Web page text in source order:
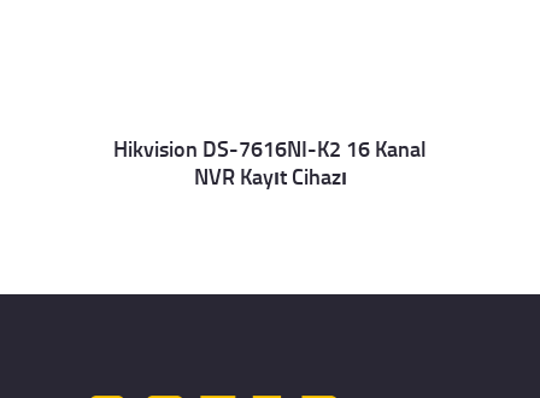
Details
Hikvision DS-7616NI-K2 16 Kanal
NVR Kayıt Cihazı